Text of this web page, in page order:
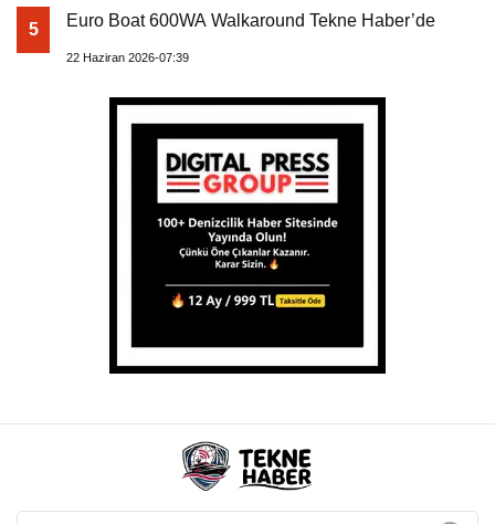
5 Euro Boat 600WA Walkaround Tekne Haber’de
22 Haziran 2026-07:39